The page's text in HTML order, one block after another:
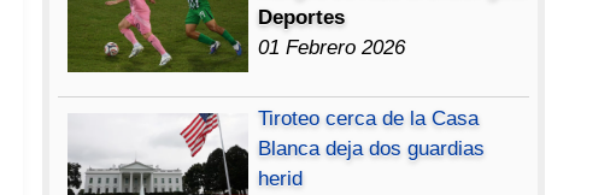
Deportes
01 Febrero 2026
Tiroteo cerca de la Casa
Blanca deja dos guardias
herid